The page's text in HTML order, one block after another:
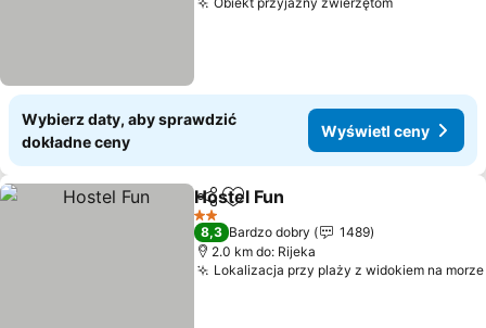
Wybierz daty, aby sprawdzić
dokładne ceny
Wyświetl ceny
Udostępnij
Dodaj do ulubionych
Hostel Fun
2 Kategoria
8,3 Bardzo dobry
1489
2.0 km do: Rijeka
Lokalizacja przy plaży z widokiem na morze